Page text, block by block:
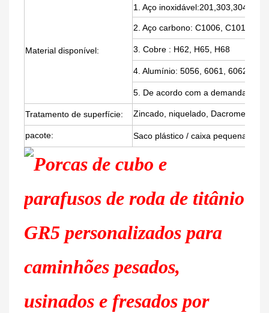
Material disponível:
1. Aço inoxidável:
2. Aço carbono: C1006, C1010,
3. Cobre : ​​H62, H65, H68
4. Alumínio: 5056, 6061, 6062,
5. De acordo com a demanda do
Tratamento de superfície: Zincado, niquelado, Dacromet,
pacote: Saco plástico / caixa pequena +